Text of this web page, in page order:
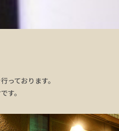
っております。
す。